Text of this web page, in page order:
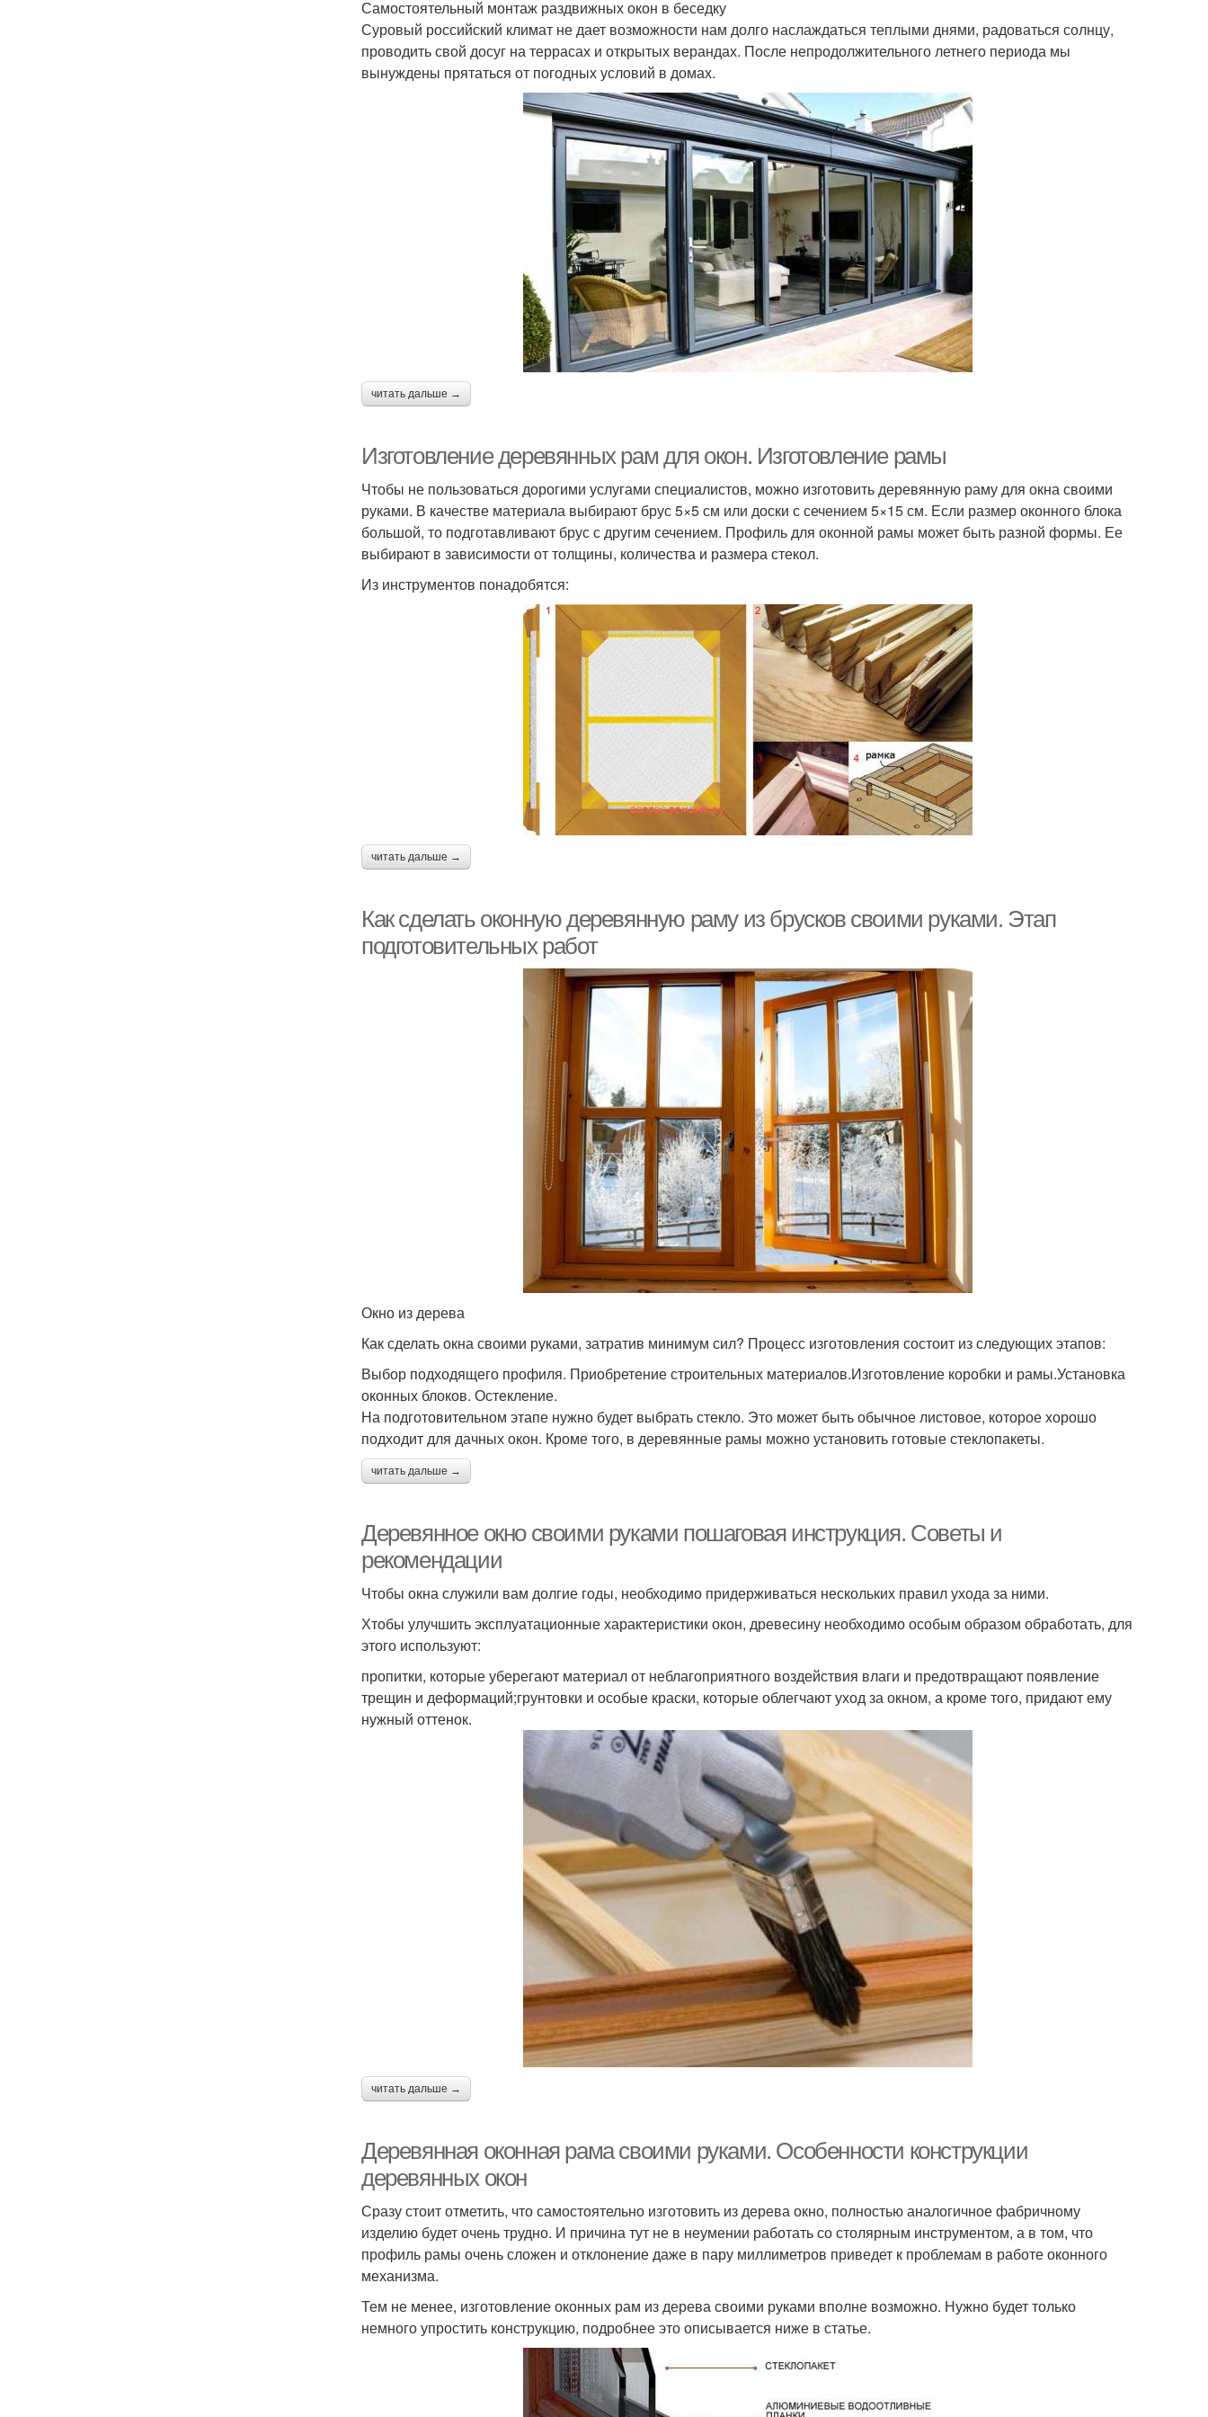
Самостоятельный монтаж раздвижных окон в беседку
Суровый российский климат не дает возможности нам долго наслаждаться теплыми днями, радоваться солнцу,
проводить свой досуг на террасах и открытых верандах. После непродолжительного летнего периода мы
вынуждены прятаться от погодных условий в домах.
читать дальше →
Изготовление деревянных рам для окон. Изготовление рамы
Чтобы не пользоваться дорогими услугами специалистов, можно изготовить деревянную раму для окна своими
руками. В качестве материала выбирают брус 5×5 см или доски с сечением 5×15 см. Если размер оконного блока
большой, то подготавливают брус с другим сечением. Профиль для оконной рамы может быть разной формы. Ее
выбирают в зависимости от толщины, количества и размера стекол.
Из инструментов понадобятся:
читать дальше →
Как сделать оконную деревянную раму из брусков своими руками. Этап
подготовительных работ
Окно из дерева
Как сделать окна своими руками, затратив минимум сил? Процесс изготовления состоит из следующих этапов:
Выбор подходящего профиля. Приобретение строительных материалов.Изготовление коробки и рамы.Установка
оконных блоков. Остекление.
На подготовительном этапе нужно будет выбрать стекло. Это может быть обычное листовое, которое хорошо
подходит для дачных окон. Кроме того, в деревянные рамы можно установить готовые стеклопакеты.
читать дальше →
Деревянное окно своими руками пошаговая инструкция. Советы и
рекомендации
Чтобы окна служили вам долгие годы, необходимо придерживаться нескольких правил ухода за ними.
Хтобы улучшить эксплуатационные характеристики окон, древесину необходимо особым образом обработать, для
этого используют:
пропитки, которые уберегают материал от неблагоприятного воздействия влаги и предотвращают появление
трещин и деформаций;грунтовки и особые краски, которые облегчают уход за окном, а кроме того, придают ему
нужный оттенок.
читать дальше →
Деревянная оконная рама своими руками. Особенности конструкции
деревянных окон
Сразу стоит отметить, что самостоятельно изготовить из дерева окно, полностью аналогичное фабричному
изделию будет очень трудно. И причина тут не в неумении работать со столярным инструментом, а в том, что
профиль рамы очень сложен и отклонение даже в пару миллиметров приведет к проблемам в работе оконного
механизма.
Тем не менее, изготовление оконных рам из дерева своими руками вполне возможно. Нужно будет только
немного упростить конструкцию, подробнее это описывается ниже в статье.